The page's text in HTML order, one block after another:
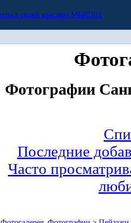
МЫСЛИ
Фотографии
Последние
Часто